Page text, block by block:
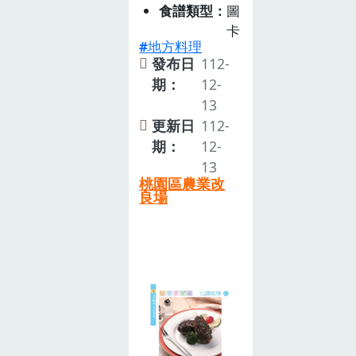
食譜類型
圖
卡
地方料理
發布日
期：
112-
12-
13
更新日
期：
112-
12-
13
桃園區農業改
良場